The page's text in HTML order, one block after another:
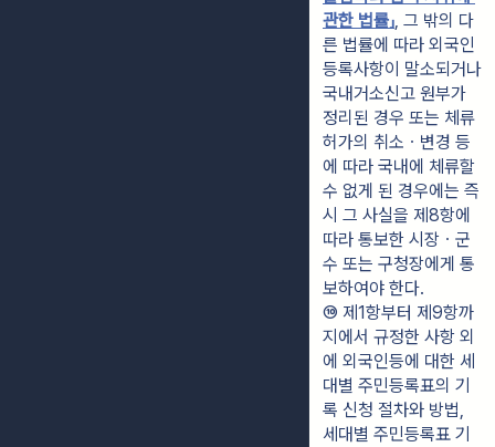
관한 법률」, 그 밖의 다
른 법률에 따라 외국인
등록사항이 말소되거나
국내거소신고 원부가
정리된 경우 또는 체류
허가의 취소ㆍ변경 등
에 따라 국내에 체류할
수 없게 된 경우에는 즉
시 그 사실을 제8항에
따라 통보한 시장ㆍ군
수 또는 구청장에게 통
보하여야 한다.
⑩ 제1항부터 제9항까
지에서 규정한 사항 외
에 외국인등에 대한 세
대별 주민등록표의 기
록 신청 절차와 방법,
세대별 주민등록표 기